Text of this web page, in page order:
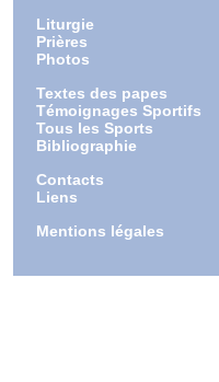
Liturgie
Prières
Photos
Textes des papes
Témoignages Sportifs
Tous les Sports
Bibliographie
Contacts
Liens
Mentions légales